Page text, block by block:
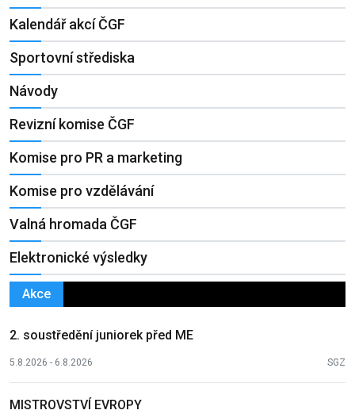
Kalendář akcí ČGF
Sportovní střediska
Návody
Revizní komise ČGF
Komise pro PR a marketing
Komise pro vzdělávání
Valná hromada ČGF
Elektronické výsledky
Akce
2. soustředění juniorek před ME
5.8.2026 - 6.8.2026 SGZ
MISTROVSTVÍ EVROPY